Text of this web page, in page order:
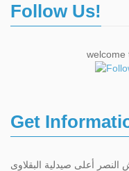
Follow Us!
welcome
Get